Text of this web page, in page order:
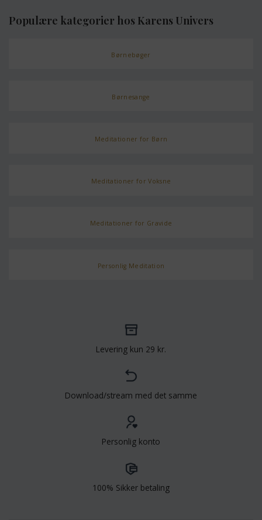
Populære kategorier hos Karens Univers
Børnebøger
Børnesange
Meditationer for Børn
Meditationer for Voksne
Meditationer for Gravide
Personlig Meditation
Levering kun 29 kr.
Download/stream med det samme
Personlig konto
100% Sikker betaling